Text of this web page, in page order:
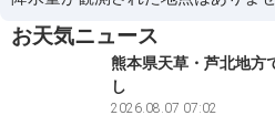
お天気ニュース
熊本県天草・芦北地方
し
2026.08.07 07:02